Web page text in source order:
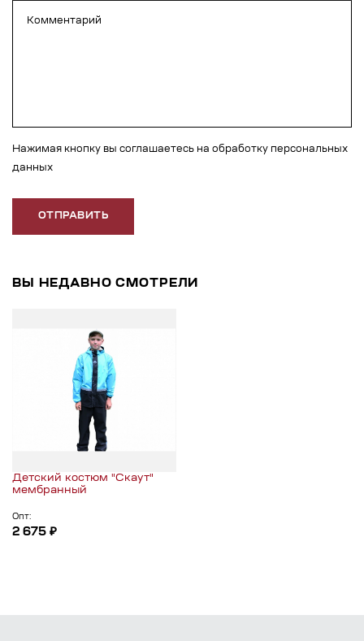
Нажимая кнопку вы соглашаетесь на обработку персональных
данных
ОТПРАВИТЬ
ВЫ НЕДАВНО СМОТРЕЛИ
Детский костюм "Скаут"
мембранный
Опт:
2 675 ₽